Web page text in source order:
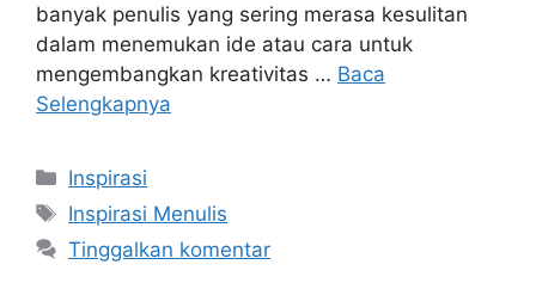
banyak penulis yang sering merasa kesulitan
dalam menemukan ide atau cara untuk
mengembangkan kreativitas … Baca
Selengkapnya
Kategori
Inspirasi
Tag
Inspirasi Menulis
Tinggalkan komentar